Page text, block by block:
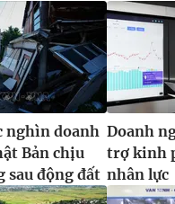
nghìn doanh
Bản chịu
sau động đất
Doanh
trợ kinh
nhân lực